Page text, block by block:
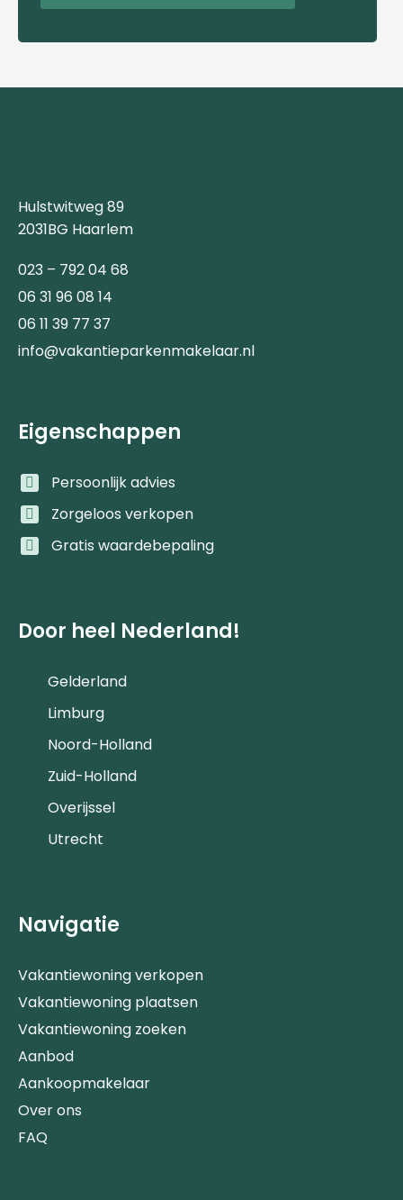
Hulstwitweg 89
2031BG Haarlem
023 – 792 04 68
06 31 96 08 14
06 11 39 77 37
info@vakantieparkenmakelaar.nl
Eigenschappen
Persoonlijk advies
Zorgeloos verkopen
Gratis waardebepaling
Door heel Nederland!
Gelderland
Limburg
Noord-Holland
Zuid-Holland
Overijssel
Utrecht
Navigatie
Vakantiewoning verkopen
Vakantiewoning plaatsen
Vakantiewoning zoeken
Aanbod
Aankoopmakelaar
Over ons
FAQ